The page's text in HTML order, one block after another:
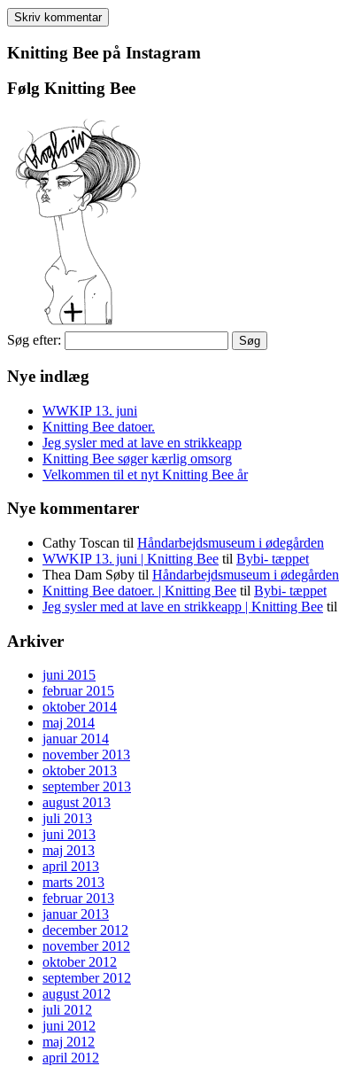
Knitting Bee på Instagram
Følg Knitting Bee
Søg efter:
Nye indlæg
WWKIP 13. juni
Knitting Bee datoer.
Jeg sysler med at lave en strikkeapp
Knitting Bee søger kærlig omsorg
Velkommen til et nyt Knitting Bee år
Nye kommentarer
Cathy Toscan til Håndarbejdsmuseum i ødegården
WWKIP 13. juni | Knitting Bee til Bybi- tæppet
Thea Dam Søby til Håndarbejdsmuseum i ødegården
Knitting Bee datoer. | Knitting Bee til Bybi- tæppet
Jeg sysler med at lave en strikkeapp | Knitting Bee til
Arkiver
juni 2015
februar 2015
oktober 2014
maj 2014
januar 2014
november 2013
oktober 2013
september 2013
august 2013
juli 2013
juni 2013
maj 2013
april 2013
marts 2013
februar 2013
januar 2013
december 2012
november 2012
oktober 2012
september 2012
august 2012
juli 2012
juni 2012
maj 2012
april 2012